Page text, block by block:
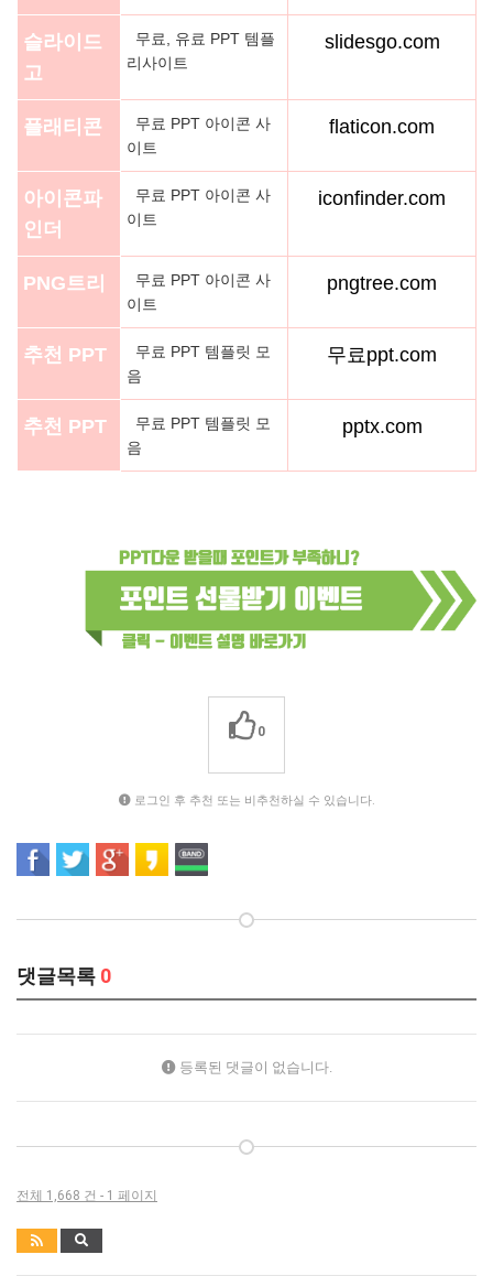
슬라이드
고
무료, 유료 PPT 템플
리사이트
slidesgo.com
플래티콘
무료 PPT 아이콘 사
이트
flaticon.com
아이콘파
인더
무료 PPT 아이콘 사
이트
iconfinder.com
PNG트리
무료 PPT 아이콘 사
이트
pngtree.com
추천 PPT
무료 PPT 템플릿 모
음
무료ppt.com
추천 PPT
무료 PPT 템플릿 모
음
pptx.com
0
로그인 후 추천 또는 비추천하실 수 있습니다.
댓글목록 0
등록된 댓글이 없습니다.
전체 1,668 건 - 1 페이지